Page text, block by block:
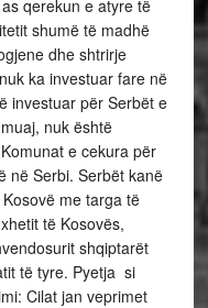
qerekun e atyre të
shumë të madhë
dhe shtrirje
ka investuar fare në
investuar për Serbët e
nuk është
e cekura për
në Serbi. Serbët kanë
me targa të
të Kosovës,
shqiptarët
të tyre. Pyetja si
Cilat jan veprimet